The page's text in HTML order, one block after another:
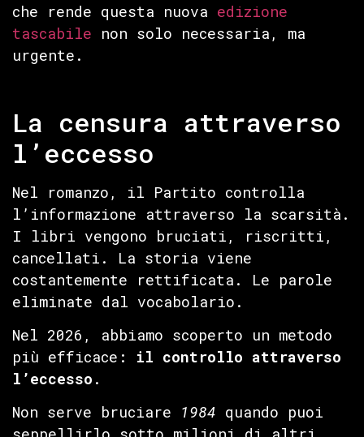
che rende questa nuova edizione
tascabile non solo necessaria, ma
urgente.
La censura attraverso
l’eccesso
Nel romanzo, il Partito controlla
l’informazione attraverso la scarsità.
I libri vengono bruciati, riscritti,
cancellati. La storia viene
costantemente rettificata. Le parole
eliminate dal vocabolario.
Nel 2026, abbiamo scoperto un metodo
più efficace: il controllo attraverso
l’eccesso .
Non serve bruciare 1984 quando puoi